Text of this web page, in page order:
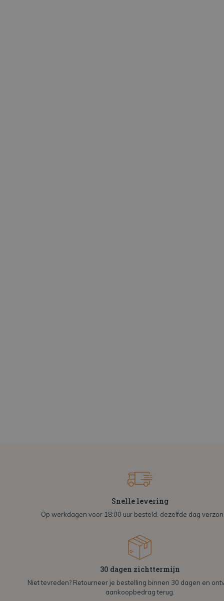
Snelle levering
Op werkdagen voor 18:00 uur besteld, dezelfde dag
30 dagen zichttermijn
Niet tevreden? Retourneer je bestelling binnen 30 dagen en
aankoopbedrag terug.